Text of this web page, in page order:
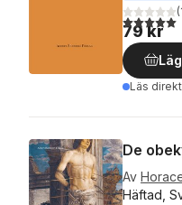
5,0utav 5(
79 kr
Läs
De
Av
Häftad,